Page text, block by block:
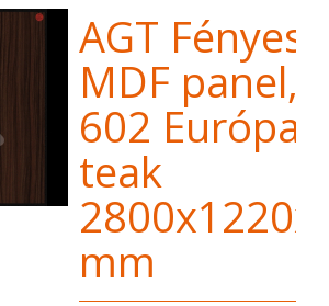
AGT Fényes
MDF panel,
602 Európai
teak
mm